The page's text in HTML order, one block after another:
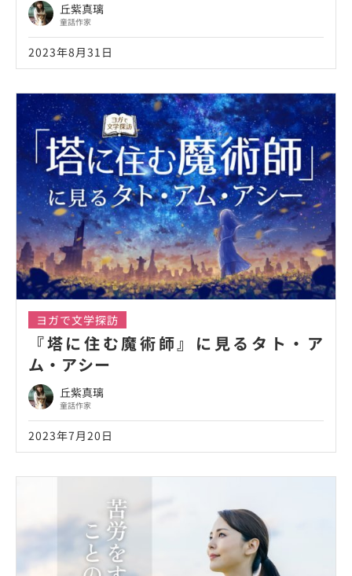
丘紫真璃
童話作家
2023年8月31日
ヨガで文学探訪
『塔に住む魔術師』に見るタト・ア
ム・アシー
丘紫真璃
童話作家
2023年7月20日